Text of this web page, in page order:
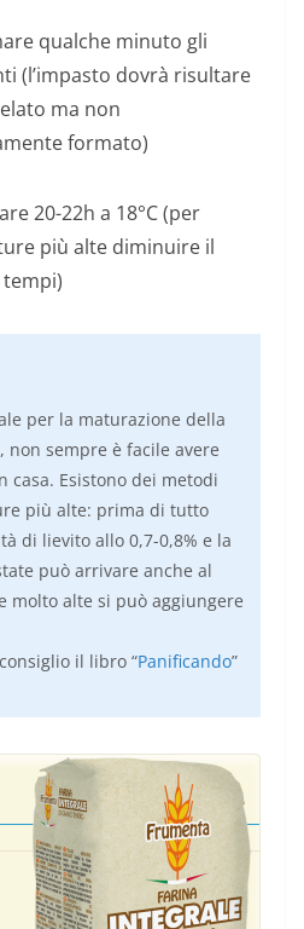
qualche minuto gli
(l’impasto dovrà risultare
ma non
formato)
20-22h a 18°C (per
più alte diminuire il
per la maturazione della
non sempre è facile avere
casa. Esistono dei metodi
più alte: prima di tutto
di lievito allo 0,7-0,8% e la
può arrivare anche al
molto alte si può aggiungere
il libro “Panificando”